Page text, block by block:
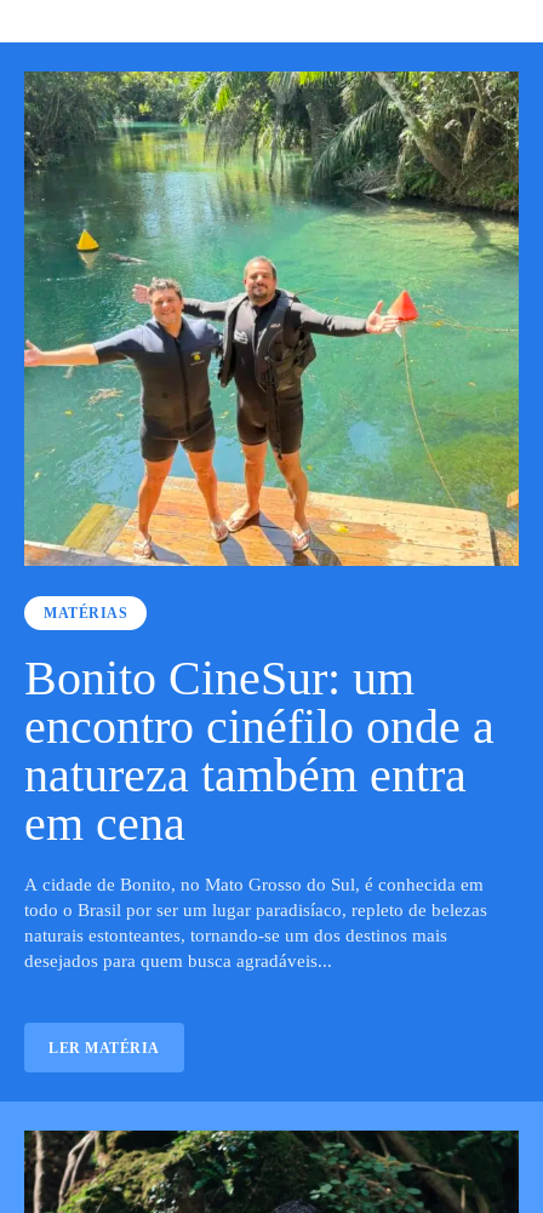
MATÉRIAS
Bonito CineSur: um
encontro cinéfilo onde a
natureza também entra
em cena
A cidade de Bonito, no Mato Grosso do Sul, é conhecida em
todo o Brasil por ser um lugar paradisíaco, repleto de belezas
naturais estonteantes, tornando-se um dos destinos mais
desejados para quem busca agradáveis...
LER MATÉRIA